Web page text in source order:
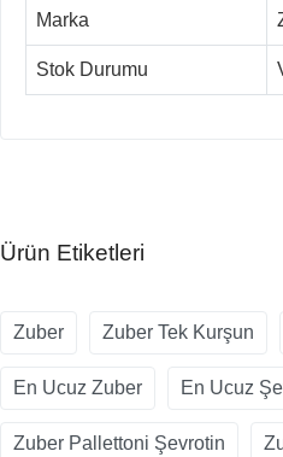
Marka
Stok Durumu
Ürün Etiketleri
Zuber Zuber Tek Kurşun
En Ucuz Zuber En Ucuz
Zuber Pallettoni Şevrotin